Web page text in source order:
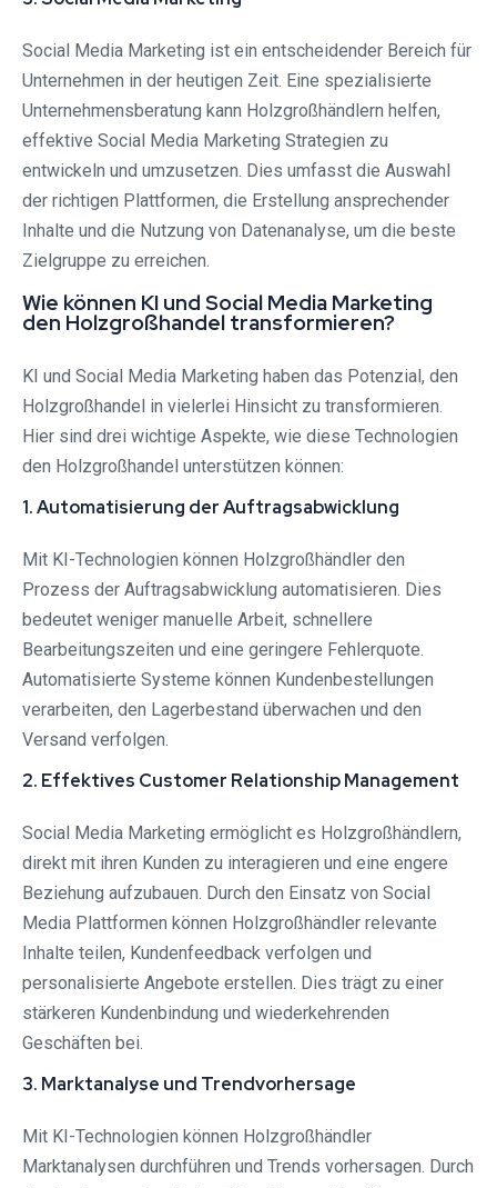
Social Media Marketing ist ein entscheidender Bereich für
Unternehmen in der heutigen Zeit. Eine spezialisierte
Unternehmensberatung kann Holzgroßhändlern helfen,
effektive Social Media Marketing Strategien zu
entwickeln und umzusetzen. Dies umfasst die Auswahl
der richtigen Plattformen, die Erstellung ansprechender
Inhalte und die Nutzung von Datenanalyse, um die beste
Zielgruppe zu erreichen.
Wie können KI und Social Media Marketing
den Holzgroßhandel transformieren?
KI und Social Media Marketing haben das Potenzial, den
Holzgroßhandel in vielerlei Hinsicht zu transformieren.
Hier sind drei wichtige Aspekte, wie diese Technologien
den Holzgroßhandel unterstützen können:
1. Automatisierung der Auftragsabwicklung
Mit KI-Technologien können Holzgroßhändler den
Prozess der Auftragsabwicklung automatisieren. Dies
bedeutet weniger manuelle Arbeit, schnellere
Bearbeitungszeiten und eine geringere Fehlerquote.
Automatisierte Systeme können Kundenbestellungen
verarbeiten, den Lagerbestand überwachen und den
Versand verfolgen.
2. Effektives Customer Relationship Management
Social Media Marketing ermöglicht es Holzgroßhändlern,
direkt mit ihren Kunden zu interagieren und eine engere
Beziehung aufzubauen. Durch den Einsatz von Social
Media Plattformen können Holzgroßhändler relevante
Inhalte teilen, Kundenfeedback verfolgen und
personalisierte Angebote erstellen. Dies trägt zu einer
stärkeren Kundenbindung und wiederkehrenden
Geschäften bei.
3. Marktanalyse und Trendvorhersage
Mit KI-Technologien können Holzgroßhändler
Marktanalysen durchführen und Trends vorhersagen. Durch